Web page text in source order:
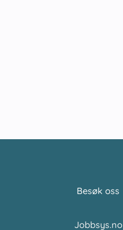
Besøk oss
Jobbsys.no